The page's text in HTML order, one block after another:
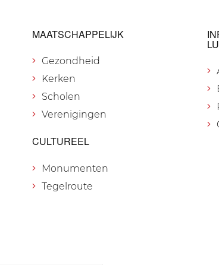
MAATSCHAPPELIJK
Gezondheid
Kerken
Scholen
Verenigingen
CULTUREEL
Monumenten
Tegelroute